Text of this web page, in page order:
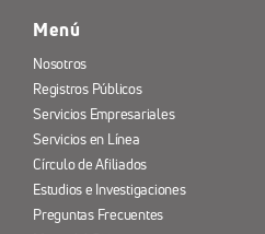
Menú
Nosotros
Registros Públicos
Servicios Empresariales
Servicios en Línea
Círculo de Afiliados
Estudios e Investigaciones
Preguntas Frecuentes